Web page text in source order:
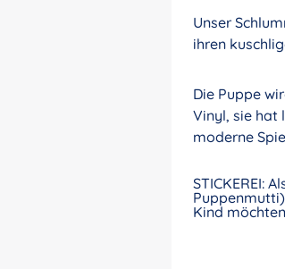
Unser
ihren
Die Puppe
Vinyl, sie hat
moderne
STICKEREI:
Kind